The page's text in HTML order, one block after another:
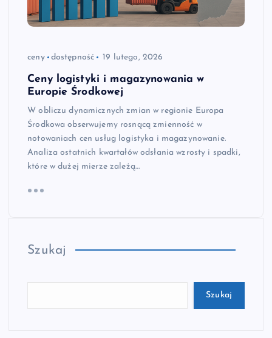
ceny dostępność 19 lutego, 2026
Ceny logistyki i magazynowania w
Europie Środkowej
W obliczu dynamicznych zmian w regionie Europa
Środkowa obserwujemy rosnącą zmienność w
notowaniach cen usług logistyka i magazynowanie.
Analiza ostatnich kwartałów odsłania wzrosty i spadki,
które w dużej mierze zależą…
Szukaj
Szukaj